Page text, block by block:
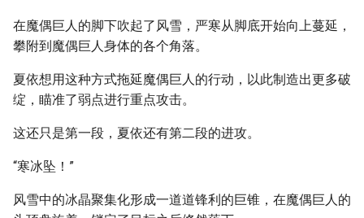
在魔偶巨人的脚下吹起了风雪，严寒从脚底开始向上蔓延，
攀附到魔偶巨人身体的各个角落。
夏依想用这种方式拖延魔偶巨人的行动，以此制造出更多破
绽，瞄准了弱点进行重点攻击。
这还只是第一段，夏依还有第二段的进攻。
“寒冰坠！”
风雪中的冰晶聚集化形成一道道锋利的巨锥，在魔偶巨人的